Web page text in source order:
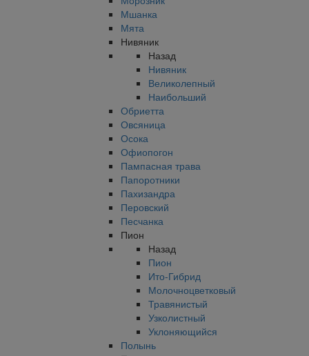
Мшанка
Мята
Нивяник
Назад
Нивяник
Великолепный
Наибольший
Обриетта
Овсяница
Осока
Офиопогон
Пампасная трава
Папоротники
Пахизандра
Перовский
Песчанка
Пион
Назад
Пион
Ито-Гибрид
Молочноцветковый
Травянистый
Узколистный
Уклоняющийся
Полынь